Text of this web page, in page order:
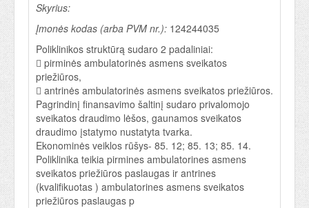
Skyrius:
Įmonės kodas (arba PVM nr.): 124244035
Poliklinikos struktūrą sudaro 2 padaliniai:
 pirminės ambulatorinės asmens sveikatos
priežiūros,
 antrinės ambulatorinės asmens sveikatos priežiūros.
Pagrindinį finansavimo šaltinį sudaro privalomojo
sveikatos draudimo lėšos, gaunamos sveikatos
draudimo įstatymo nustatyta tvarka.
Ekonominės veiklos rūšys- 85. 12; 85. 13; 85. 14.
Poliklinika teikia pirmines ambulatorines asmens
sveikatos priežiūros paslaugas ir antrines
(kvalifikuotas ) ambulatorines asmens sveikatos
priežiūros paslaugas p